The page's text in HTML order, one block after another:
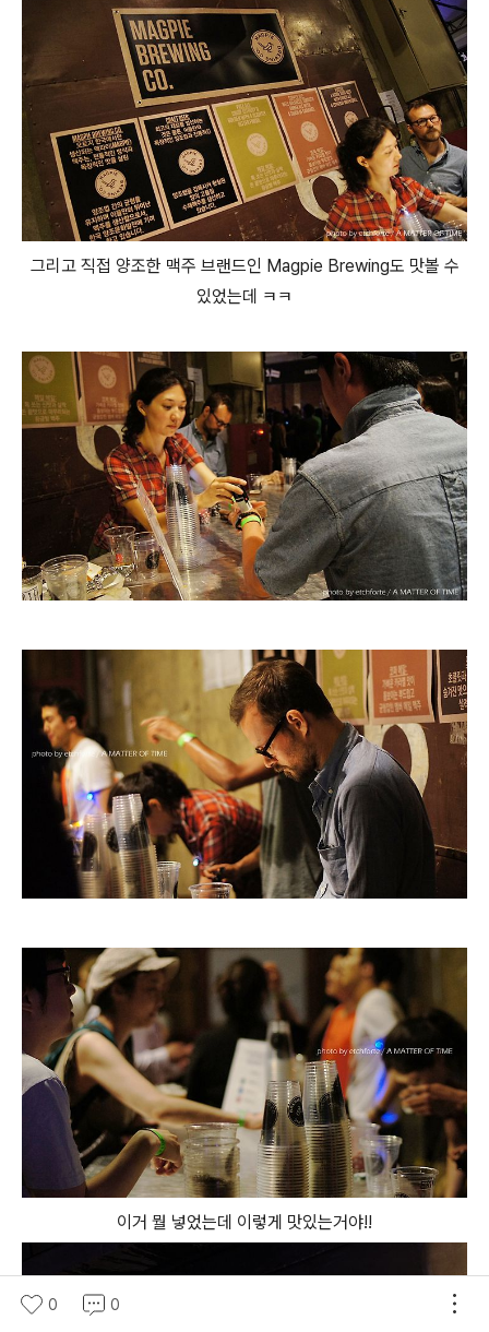
그리고 직접 양조한 맥주 브랜드인 Magpie Brewing도 맛볼 수
있었는데 ㅋㅋ
이거 뭘 넣었는데 이렇게 맛있는거야!!
0 0